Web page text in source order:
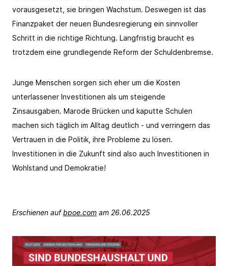
vorausgesetzt, sie bringen Wachstum. Deswegen ist das
Finanzpaket der neuen Bundesregierung ein sinnvoller
Schritt in die richtige Richtung. Langfristig braucht es
trotzdem eine grundlegende Reform der Schuldenbremse.
Junge Menschen sorgen sich eher um die Kosten
unterlassener Investitionen als um steigende
Zinsausgaben. Marode Brücken und kaputte Schulen
machen sich täglich im Alltag deutlich - und verringern das
Vertrauen in die Politik, ihre Probleme zu lösen.
Investitionen in die Zukunft sind also auch Investitionen in
Wohlstand und Demokratie!
Erschienen aufbpoe.com am 26.06.2025